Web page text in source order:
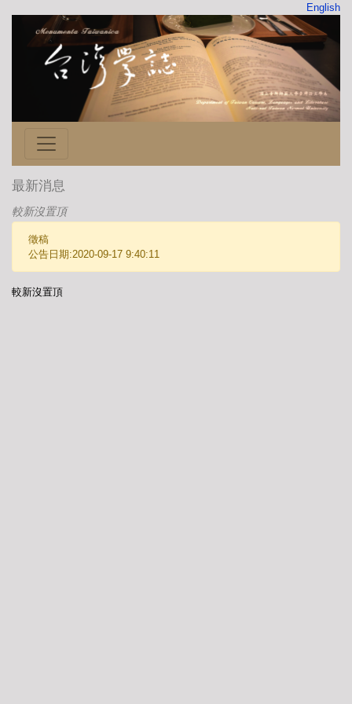
English
最新消息
較新沒置頂
徵稿
公告日期:2020-09-17 9:40:11
較新沒置頂